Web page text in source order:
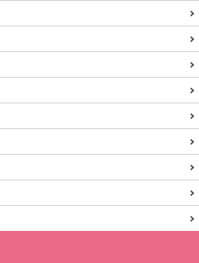
描く・遊ぶ・話し合う体験
10人ほどで、多くは近所に住む